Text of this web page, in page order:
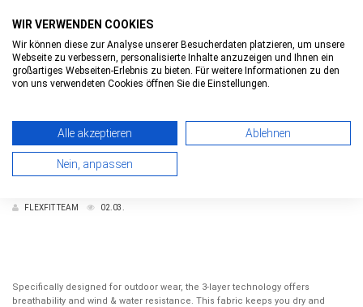
Toggle
0
0
FLEXFIT 3 LAYER TECHNOLOGY go back
Flexfit 3 Layer Technology
FLEXFIT TEAM 02.03.
Specifically designed for outdoor wear, the 3-layer technology offers
breathability and wind & water resistance. This fabric keeps you dry and
WIR VERWENDEN COOKIES
Wir können diese zur Analyse unserer Besucherdaten platzieren, um unsere
Webseite zu verbessern, personalisierte Inhalte anzuzeigen und Ihnen ein
großartiges Webseiten-Erlebnis zu bieten. Für weitere Informationen zu den
von uns verwendeten Cookies öffnen Sie die Einstellungen.
Alle akzeptieren Ablehnen
Nein, anpassen